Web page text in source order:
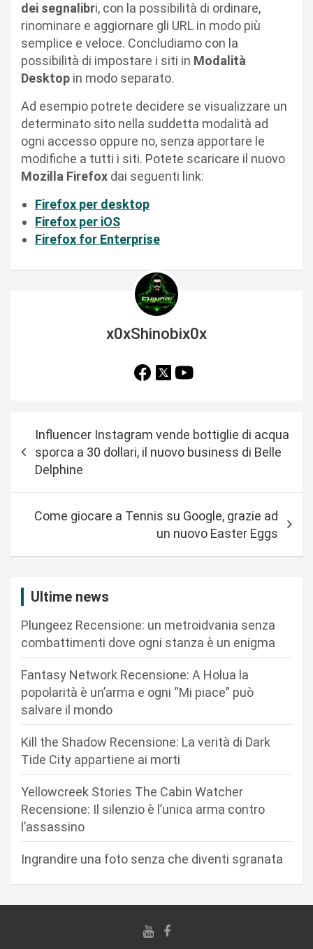
dei segnalibri, con la possibilità di ordinare,
rinominare e aggiornare gli URL in modo più
semplice e veloce. Concludiamo con la
possibilità di impostare i siti in Modalità
Desktop in modo separato.
Ad esempio potrete decidere se visualizzare un
determinato sito nella suddetta modalità ad
ogni accesso oppure no, senza apportare le
modifiche a tutti i siti. Potete scaricare il nuovo
Mozilla Firefox dai seguenti link:
Firefox per desktop
Firefox per iOS
Firefox for Enterprise
x0xShinobix0x
i
z
Influencer Instagram vende bottiglie di acqua
sporca a 30 dollari, il nuovo business di Belle
Delphine
Come giocare a Tennis su Google, grazie ad
un nuovo Easter Eggs
Ultime news
Plungeez Recensione: un metroidvania senza
combattimenti dove ogni stanza è un enigma
Fantasy Network Recensione: A Holua la
popolarità è un’arma e ogni “Mi piace” può
salvare il mondo
Kill the Shadow Recensione: La verità di Dark
Tide City appartiene ai morti
Yellowcreek Stories The Cabin Watcher
Recensione: Il silenzio è l’unica arma contro
l’assassino
Ingrandire una foto senza che diventi sgranata